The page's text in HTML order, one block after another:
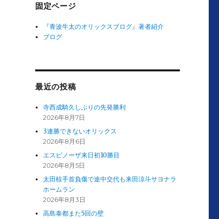
固定ページ
『青波牛太のオリックスブログ』著者紹介
ブログ
最近の投稿
寺西成騎久しぶりの先発勝利
2026年8月7日
3連勝できないオリックス
2026年8月6日
エスピノーザ来日初10勝目
2026年8月5日
太田椋手首負傷で途中交代も来田涼斗サヨナラ
ホームラン
2026年8月3日
高島泰都また5回の壁